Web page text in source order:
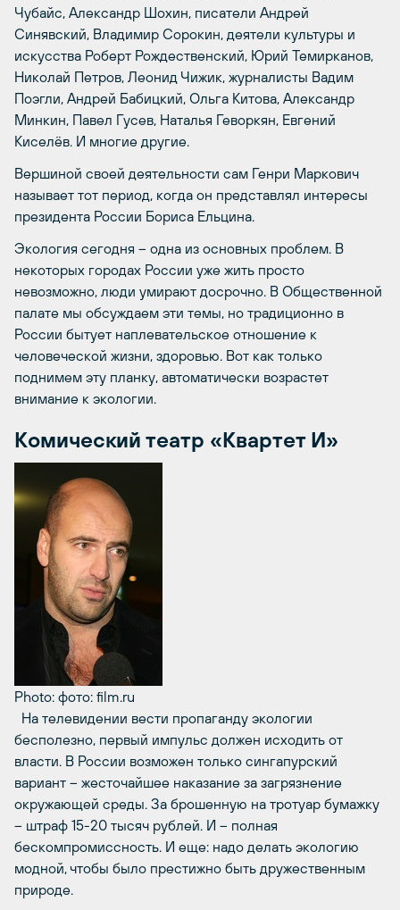
Чубайс, Александр Шохин, писатели Андрей
Синявский, Владимир Сорокин, деятели культуры и
искусства Роберт Рождественский, Юрий Темирканов,
Николай Петров, Леонид Чижик, журналисты Вадим
Поэгли, Андрей Бабицкий, Ольга Китова, Александр
Минкин, Павел Гусев, Наталья Геворкян, Евгений
Киселёв. И многие другие.
Вершиной своей деятельности сам Генри Маркович
называет тот период, когда он представлял интересы
президента России Бориса Ельцина.
Экология сегодня – одна из основных проблем. В
некоторых городах России уже жить просто
невозможно, люди умирают досрочно. В Общественной
палате мы обсуждаем эти темы, но традиционно в
России бытует наплевательское отношение к
человеческой жизни, здоровью. Вот как только
поднимем эту планку, автоматически возрастет
внимание к экологии.
Комический театр «Квартет И»
Photo: фото: film.ru
На телевидении вести пропаганду экологии
бесполезно, первый импульс должен исходить от
власти. В России возможен только сингапурский
вариант – жесточайшее наказание за загрязнение
окружающей среды. За брошенную на тротуар бумажку
– штраф 15-20 тысяч рублей. И – полная
бескомпромиссность. И еще: надо делать экологию
модной, чтобы было престижно быть дружественным
природе.